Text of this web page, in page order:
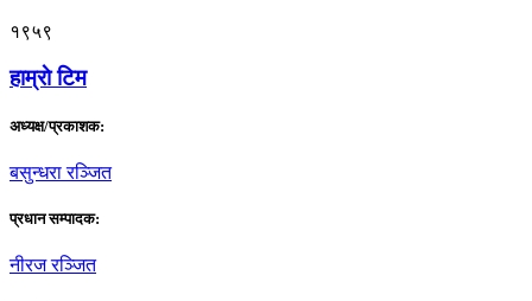
१९५९
हाम्राे टिम
अध्यक्ष/प्रकाशक:
बसुन्धरा रञ्जित
प्रधान सम्पादक:
नीरज रञ्जित